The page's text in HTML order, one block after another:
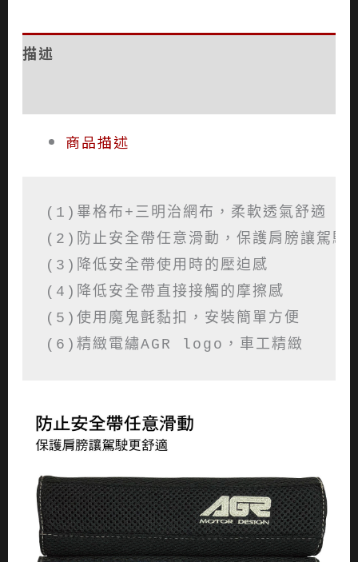
描述
商品描述
(1)畢格布+三明治網布，柔軟透氣舒適
(2)防止安全帶任意滑動，保護肩膀讓駕駛
(3)降低安全帶使用時的壓迫感
(4)降低安全帶直接接觸的摩擦感
(5)使用魔鬼氈黏扣，安裝簡單方便
(6)精緻電繡AGR logo，車工精緻